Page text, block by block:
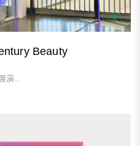
Beauty
...